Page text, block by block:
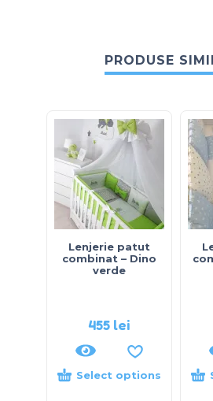
PRODUSE
Lenjerie patut
combinat – Dino
verde
455 lei
Select options